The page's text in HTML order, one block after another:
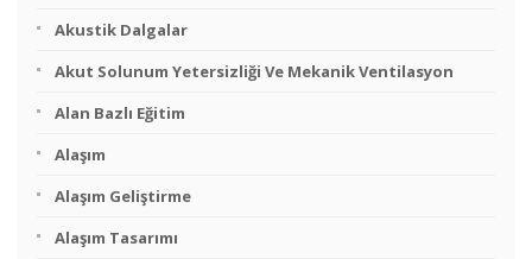
Akustik Dalgalar
Akut Solunum Yetersizliği Ve Mekanik Ventilasyon
Alan Bazlı Eğitim
Alaşım
Alaşım Geliştirme
Alaşım Tasarımı